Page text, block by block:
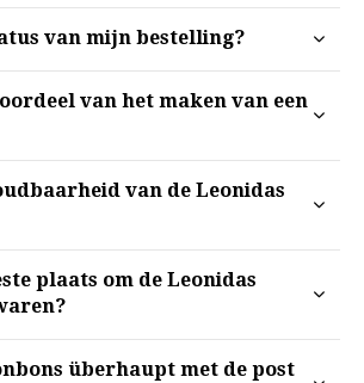
van mijn bestelling?
van het maken van een
van de Leonidas
plaats om de Leonidas
überhaupt met de post